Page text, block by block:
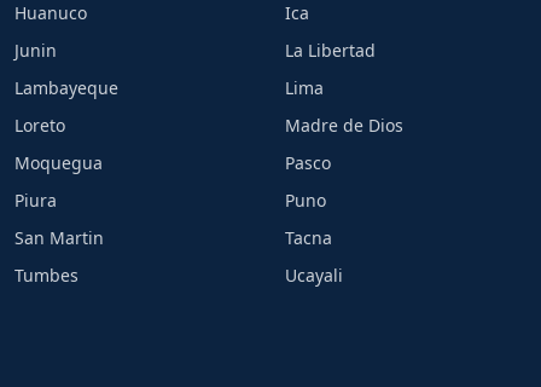
Huanuco
Ica
Junin
La Libertad
Lambayeque
Lima
Loreto
Madre de Dios
Moquegua
Pasco
Piura
Puno
San Martin
Tacna
Tumbes
Ucayali